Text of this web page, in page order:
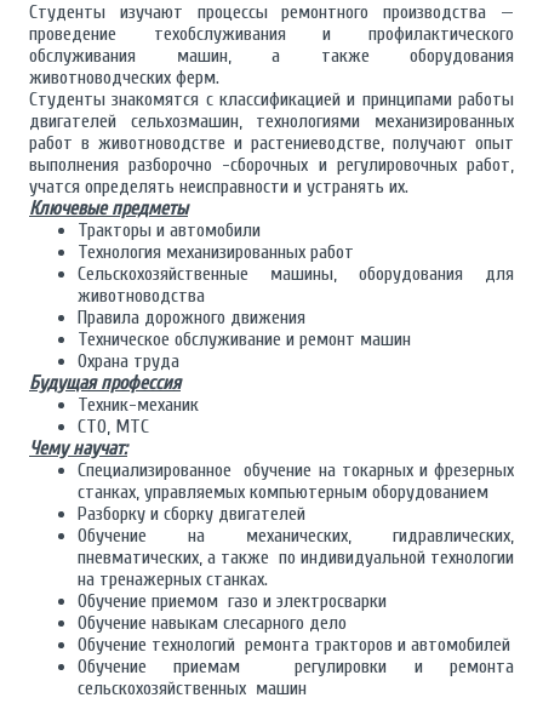
Студенты изучают процессы ремонтного производства —
проведение техобслуживания и профилактического
обслуживания машин, а также оборудования
животноводческих ферм.
Студенты знакомятся с классификацией и принципами работы
двигателей сельхозмашин, технологиями механизированных
работ в животноводстве и растениеводстве, получают опыт
выполнения разборочно -сборочных и регулировочных работ,
учатся определять неисправности и устранять их.
Ключевые предметы
Тракторы и автомобили
Технология механизированных работ
Сельскохозяйственные машины, оборудования для
животноводства
Правила дорожного движения
Техническое обслуживание и ремонт машин
Охрана труда
Будущая профессия
Техник-механик
СТО, МТС
Чему научат:
Специализированное обучение на токарных и фрезерных
станках, управляемых компьютерным оборудованием
Разборку и сборку двигателей
Обучение на механических, гидравлических,
пневматических, а также по индивидуальной технологии
на тренажерных станках.
Обучение приемом газо и электросварки
Обучение навыкам слесарного дело
Обучение технологий ремонта тракторов и автомобилей
Обучение приемам регулировки и ремонта
сельскохозяйственных машин